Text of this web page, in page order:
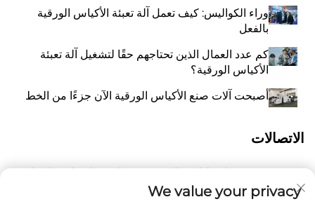
وراء الكواليس: كيف تعمل آلة تعبئة الأكياس الورقية
بالفعل
كم عدد العمال الذين تحتاجهم حقًا لتشغيل آلة تعبئة
الأكياس الورقية؟
أصبحت آلات صنع الأكياس الورقية الآن جزءًا من الخط
الاتصالات
رقم 118 شارع ليانغيو الشرقية، تشانغتشياو، بلدة وانكوان،
بينغيانغ، مدينة ونتشو، مقاطعة تشيجيانغ، الصين 325409
We value your privacy